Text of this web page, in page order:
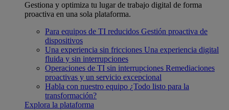
Gestiona y optimiza tu lugar de trabajo digital de forma
proactiva en una sola plataforma.
Para equipos de TI reducidos Gestión proactiva de
dispositivos
Una experiencia sin fricciones Una experiencia digital
fluida y sin interrupciones
Operaciones de TI sin interrupciones Remediaciones
proactivas y un servicio excepcional
Habla con nuestro equipo ¿Todo listo para la
transformación?
Explora la plataforma